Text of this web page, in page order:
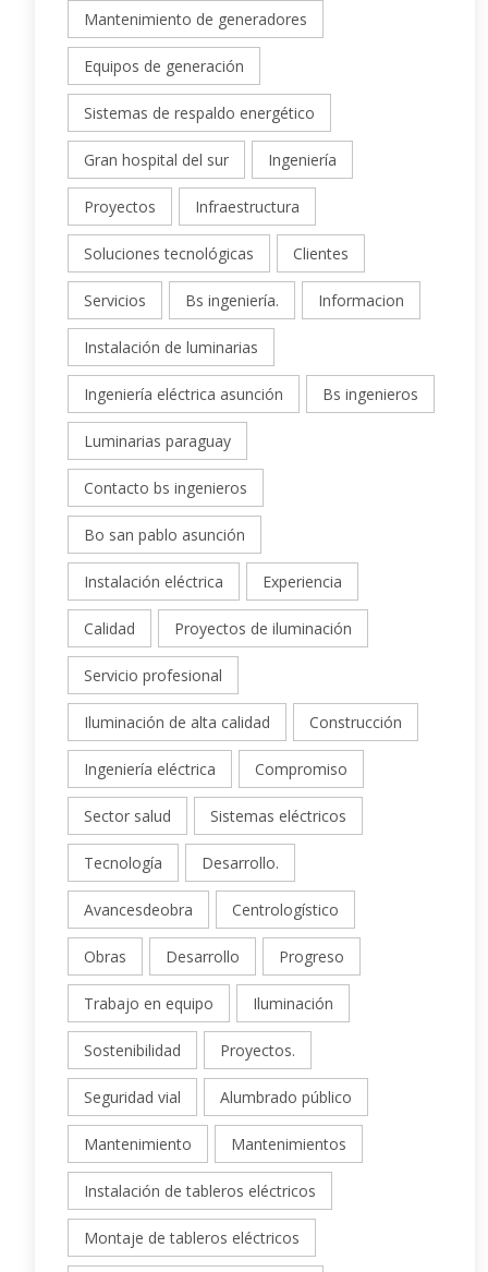
Mantenimiento de generadores
Equipos de generación
Sistemas de respaldo energético
Gran hospital del sur Ingeniería
Proyectos Infraestructura
Soluciones tecnológicas Clientes
Servicios Bs ingeniería. Informacion
Instalación de luminarias
Ingeniería eléctrica asunción Bs ingenieros
Luminarias paraguay
Contacto bs ingenieros
Bo san pablo asunción
Instalación eléctrica Experiencia
Calidad Proyectos de iluminación
Servicio profesional
Iluminación de alta calidad Construcción
Ingeniería eléctrica Compromiso
Sector salud Sistemas eléctricos
Tecnología Desarrollo.
Avancesdeobra Centrologístico
Obras Desarrollo Progreso
Trabajo en equipo Iluminación
Sostenibilidad Proyectos.
Seguridad vial Alumbrado público
Mantenimiento Mantenimientos
Instalación de tableros eléctricos
Montaje de tableros eléctricos